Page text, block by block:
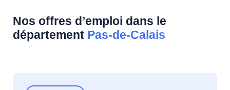
Nos offres d’emploi dans le
département Pas-de-Calais